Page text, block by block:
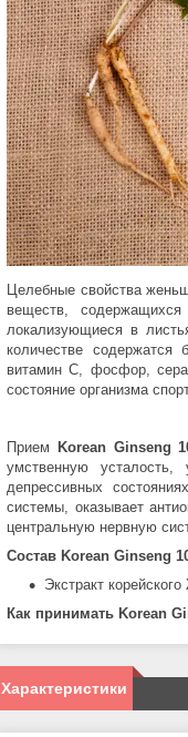
Целебные свойства
веществ,
локализующиеся в
количестве содержатся
витамин С, фосфор,
состояние организма
Прием Korean Ginseng
умственную
депрессивных
системы, оказывает
центральную нервную
Состав Korean Ginseng
Экстракт
Как принимать Korean
Характеристики